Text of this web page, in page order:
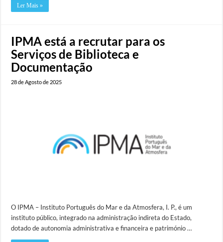
Ler Mais »
IPMA está a recrutar para os
Serviços de Biblioteca e
Documentação
28 de Agosto de 2025
O IPMA – Instituto Português do Mar e da Atmosfera, I. P., é um
instituto público, integrado na administração indireta do Estado,
dotado de autonomia administrativa e financeira e património …